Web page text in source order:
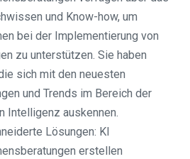
und Know-how, um
bei der Implementierung von
zu unterstützen. Sie haben
sich mit den neuesten
und Trends im Bereich der
Intelligenz auskennen.
Lösungen: KI
erstellen